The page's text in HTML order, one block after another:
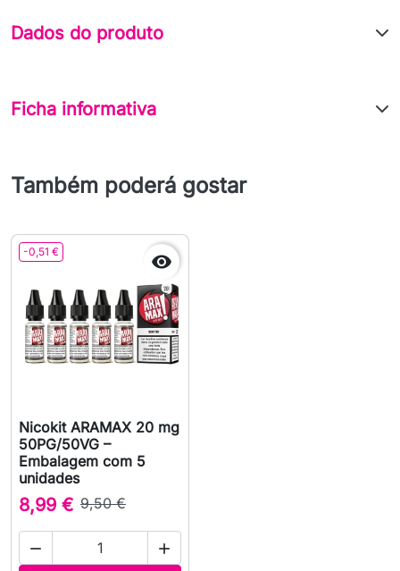
Dados do produto
Ficha informativa
Também poderá gostar
-0,51 € 
Nicokit ARAMAX 20 mg
50PG/50VG –
Embalagem com 5
unidades
8,99 € 9,50 €
 